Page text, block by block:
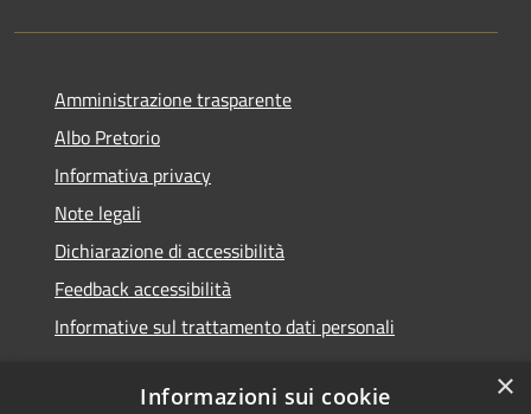
Amministrazione trasparente
Albo Pretorio
Informativa privacy
Note legali
Dichiarazione di accessibilità
Feedback accessibilità
Informative sul trattamento dati personali
×
Informazioni sui cookie